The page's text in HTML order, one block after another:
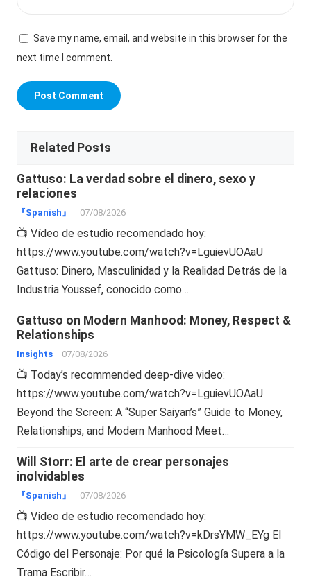
Save my name, email, and website in this browser for the
next time I comment.
Related Posts
Gattuso: La verdad sobre el dinero, sexo y
relaciones
『Spanish』 07/08/2026
📺 Vídeo de estudio recomendado hoy:
https://www.youtube.com/watch?v=LguievUOAaU
Gattuso: Dinero, Masculinidad y la Realidad Detrás de la
Industria Youssef, conocido como…
Gattuso on Modern Manhood: Money, Respect &
Relationships
Insights 07/08/2026
📺 Today’s recommended deep-dive video:
https://www.youtube.com/watch?v=LguievUOAaU
Beyond the Screen: A “Super Saiyan’s” Guide to Money,
Relationships, and Modern Manhood Meet…
Will Storr: El arte de crear personajes
inolvidables
『Spanish』 07/08/2026
📺 Vídeo de estudio recomendado hoy:
https://www.youtube.com/watch?v=kDrsYMW_EYg El
Código del Personaje: Por qué la Psicología Supera a la
Trama Escribir…